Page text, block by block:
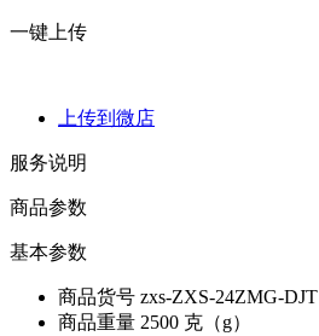
一键上传
上传到微店
服务说明
商品参数
基本参数
商品货号 zxs-ZXS-24ZMG-DJT
商品重量 2500 克（g）